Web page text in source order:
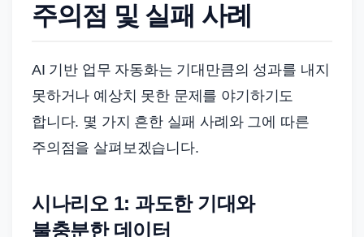
주의점 및 실패 사례
AI 기반 업무 자동화는 기대만큼의 성과를 내지
못하거나 예상치 못한 문제를 야기하기도
합니다. 몇 가지 흔한 실패 사례와 그에 따른
주의점을 살펴보겠습니다.
시나리오 1: 과도한 기대와
불충분한 데이터